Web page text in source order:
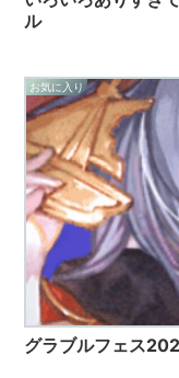
ル
お気に入り
グラブルフェス